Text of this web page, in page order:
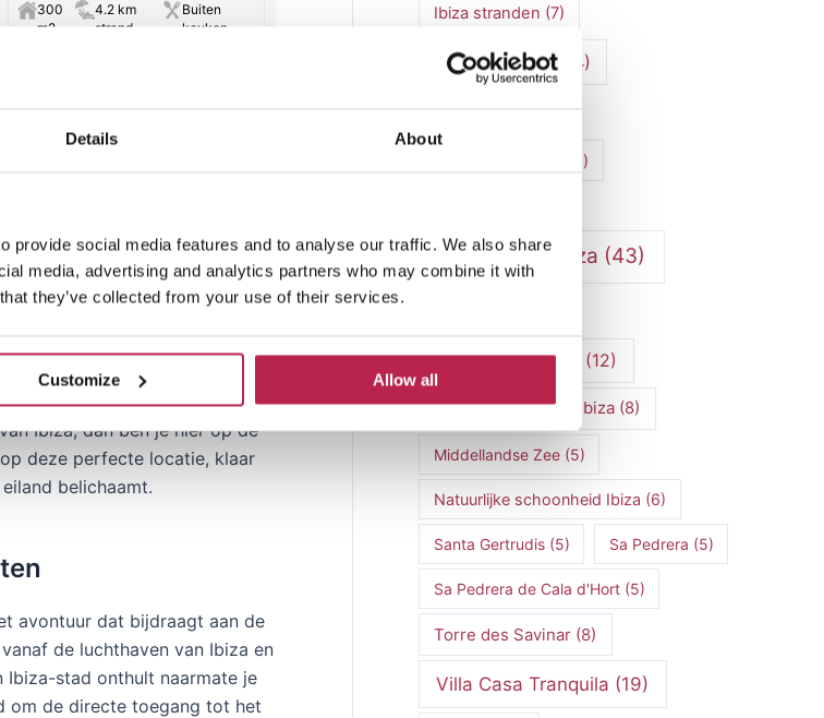
Details About
provide social media features and to analyse our traffic. We also share
media, advertising and analytics partners who may combine it with
they’ve collected from your use of their services.
Customize Allow all
300
m2
4.2 km
strand
Buiten
keuken
genesteld op een
Weg van het
die op zoek zijn naar een
van een fantastische
Ibiza, dan ben je hier op de
deze perfecte locatie, klaar
belichaamt.
avontuur dat bijdraagt aan de
de luchthaven van Ibiza en
Ibiza-stad onthult naarmate je
om de directe toegang tot het
Ibiza stranden (7)
ibiza vakantie(14)
(6)
Luxe villa's Ibiza (43)
Luxe Villa Verhuur (12)
Luxe Villa Verhuur Ibiza (8)
Middellandse Zee(5)
Natuurlijke schoonheid Ibiza (6)
Santa Gertrudis(5) Sa Pedrera (5)
Sa Pedrera de Cala d'Hort(5)
Torre des Savinar (8)
Villa Casa Tranquila (19)